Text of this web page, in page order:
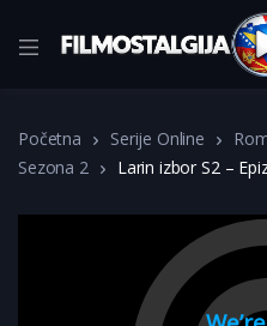
Početna Serije Online
Sezona 2
Larin izbor S2 –